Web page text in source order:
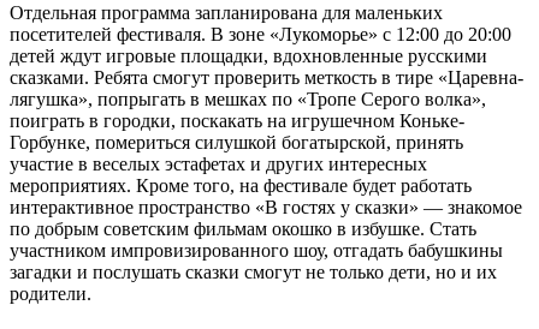
Отдельная программа запланирована для маленьких
посетителей фестиваля. В зоне «Лукоморье» с 12:00 до 20:00
детей ждут игровые площадки, вдохновленные русскими
сказками. Ребята смогут проверить меткость в тире «Царевна-
лягушка», попрыгать в мешках по «Тропе Серого волка»,
поиграть в городки, поскакать на игрушечном Коньке-
Горбунке, помериться силушкой богатырской, принять
участие в веселых эстафетах и других интересных
мероприятиях. Кроме того, на фестивале будет работать
интерактивное пространство «В гостях у сказки» — знакомое
по добрым советским фильмам окошко в избушке. Стать
участником импровизированного шоу, отгадать бабушкины
загадки и послушать сказки смогут не только дети, но и их
родители.